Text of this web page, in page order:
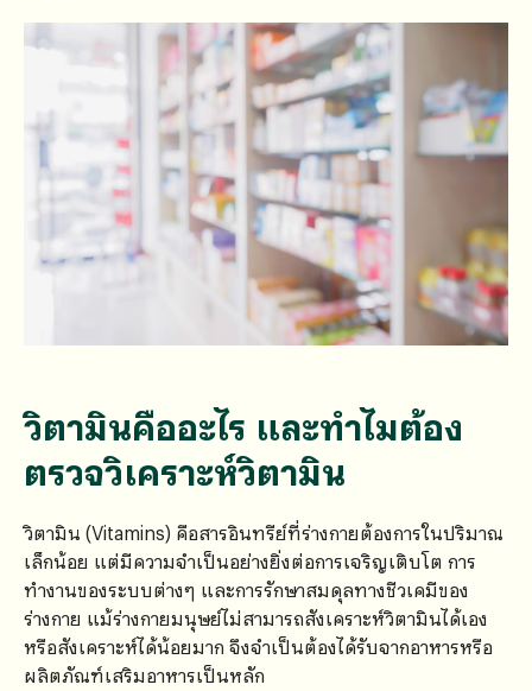
วิตามินคืออะไร และทำไมต้อง
ตรวจวิเคราะห์วิตามิน
วิตามิน (Vitamins) คือสารอินทรีย์ที่ร่างกายต้องการในปริมาณ
เล็กน้อย แต่มีความจำเป็นอย่างยิ่งต่อการเจริญเติบโต การ
ทำงานของระบบต่างๆ และการรักษาสมดุลทางชีวเคมีของ
ร่างกาย แม้ร่างกายมนุษย์ไม่สามารถสังเคราะห์วิตามินได้เอง
หรือสังเคราะห์ได้น้อยมาก จึงจำเป็นต้องได้รับจากอาหารหรือ
ผลิตภัณฑ์เสริมอาหารเป็นหลัก